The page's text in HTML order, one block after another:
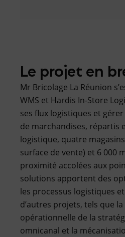
Le projet en
Mr Bricolage La Réunion
WMS et Hardis In-Store
ses flux logistiques et
de marchandises, répartis
logistique, quatre
surface de vente) et 6 000
proximité accolées aux
solutions apportent des
les processus logistiques
d’autres projets, tels que
opérationnelle de la
omnicanal et la